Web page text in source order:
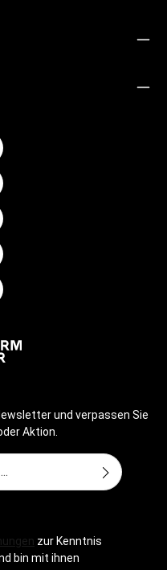
und verpassen Sie
Aktion.
zur Kenntnis
bin mit ihnen